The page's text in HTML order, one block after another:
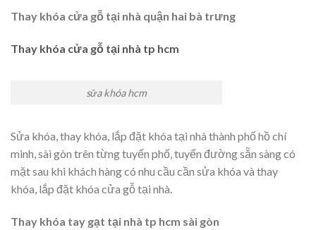
Thay khóa cửa gỗ tại nhà quận hai bà trưng
Thay khóa cửa gỗ tại nhà tp hcm
sửa khóa hcm
Sửa khóa, thay khóa, lắp đặt khóa tại nhà thành phố hồ chí
minh, sài gòn trên từng tuyến phố, tuyến đường sẵn sàng có
mặt sau khi khách hàng có nhu cầu cần sửa khóa và thay
khóa, lắp đặt khóa cửa gỗ tại nhà.
Thay khóa tay gạt tại nhà tp hcm sài gòn